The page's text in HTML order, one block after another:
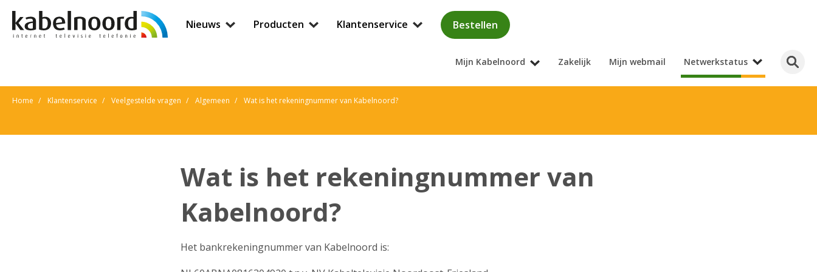
Nieuws Producten Klantenservice Bestellen
Mijn Kabelnoord Zakelijk Mijn webmail Netwerkstatus
Home Klantenservice Veelgestelde vragen Algemeen Wat is het rekeningnummer van Kabelnoord?
Wat is het rekeningnummer van
Kabelnoord?
Het bankrekeningnummer van Kabelnoord is: